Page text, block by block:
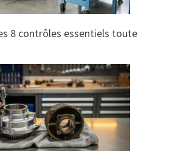
8 contrôles essentiels toute